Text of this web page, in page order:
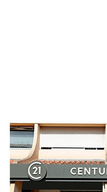
CENTURY
Centre Cial Jacques d'Aragon II
Place